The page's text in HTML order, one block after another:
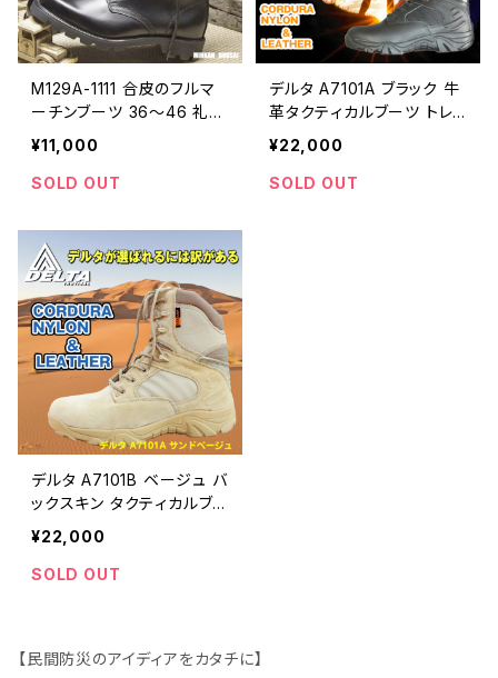
M129A-1111 合皮のフルマ
ーチンブーツ 36～46 礼式
装備採用 | 危機管理ブラン
ド民間防災（防人司）
¥11,000
SOLD OUT
デルタ A7101A ブラック 牛
革タクティカルブーツ トレッ
キング 36～46 | 危機管理
ブランド民間防災（防人司）
¥22,000
SOLD OUT
デルタ A7101B ベージュ バ
ックスキン タクティカルブ
ーツ 36～46 | 危機管理ブ
ランド民間防災（防人司）
¥22,000
SOLD OUT
【民間防災のアイディアをカタチに】